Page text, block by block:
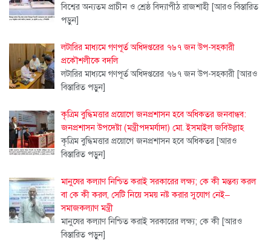
বিশ্বের অন্যতম প্রাচীন ও শ্রেষ্ঠ বিদ্যাপীঠ রাজশাহী [আরও বিস্তারিত
পড়ুন]
লটারির মাধ্যমে গণপূর্ত অধিদপ্তরের ৭৬৭ জন উপ-সহকারী
প্রকৌশলীকে বদলি
লটারির মাধ্যমে গণপূর্ত অধিদপ্তরের ৭৬৭ জন উপ-সহকারী [আরও
বিস্তারিত পড়ুন]
কৃত্রিম বুদ্ধিমত্তার প্রয়োগে জনপ্রশাসন হবে অধিকতর জনবান্ধব:
জনপ্রশাসন উপদেষ্টা (মন্ত্রীপদমর্যাদা) মো. ইসমাইল জবিউল্লাহ
কৃত্রিম বুদ্ধিমত্তার প্রয়োগে জনপ্রশাসন হবে অধিকতর [আরও
বিস্তারিত পড়ুন]
মানুষের কল্যাণ নিশ্চিত করাই সরকারের লক্ষ্য; কে কী মন্তব্য করল
বা কে কী করল, সেটি নিয়ে সময় নষ্ট করার সুযোগ নেই–
সমাজকল্যাণ মন্ত্রী
মানুষের কল্যাণ নিশ্চিত করাই সরকারের লক্ষ্য; কে কী [আরও
বিস্তারিত পড়ুন]